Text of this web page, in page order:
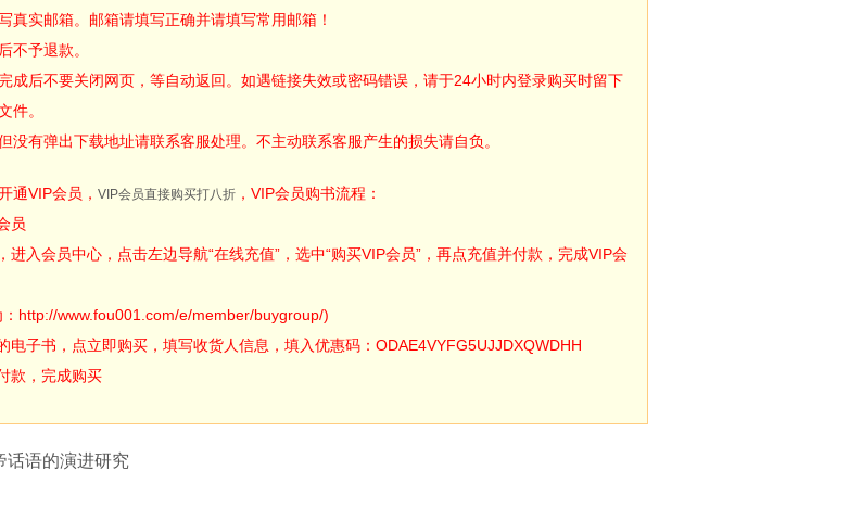
真实邮箱。邮箱请填写正确并请填写常用邮箱！
不予退款。
成后不要关闭网页，等自动返回。如遇链接失效或密码错误，请于24小时内登录购买时留下
件。
没有弹出下载地址请联系客服处理。不主动联系客服产生的损失请自负。
通VIP会员， VIP会员直接购买打八折 ，VIP会员购书流程：
员
进入会员中心，点击左边导航“在线充值”，选中“购买VIP会员”，再点充值并付款，完成VIP会
http://www.fou001.com/e/member/buygroup/)
电子书，点立即购买，填写收货人信息，填入优惠码：ODAE4VYFG5UJJDXQWDHH
款，完成购买
话语的演进研究